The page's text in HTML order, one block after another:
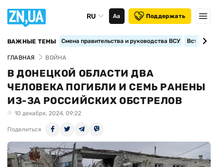
RU Аа Поддержать
ВАЖНЫЕ ТЕМЫ Смена правительства и руководства ВСУ
ГЛАВНАЯ ВОЙНА
В ДОНЕЦКОЙ ОБЛАСТИ ДВА
ЧЕЛОВЕКА ПОГИБЛИ И СЕМЬ РАНЕНЫ
ИЗ-ЗА РОССИЙСКИХ ОБСТРЕЛОВ
10 декабря, 2024, 09:22
Поделиться